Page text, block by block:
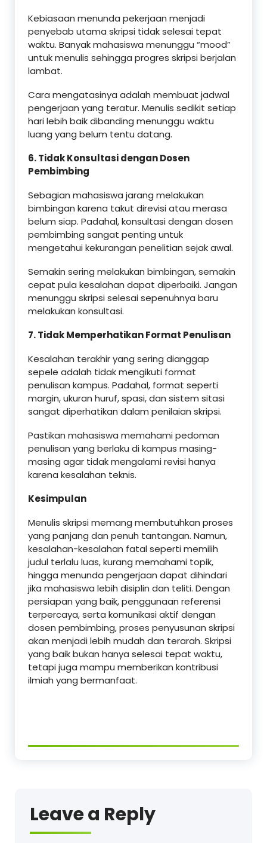
Kebiasaan menunda pekerjaan menjadi
penyebab utama skripsi tidak selesai tepat
waktu. Banyak mahasiswa menunggu “mood”
untuk menulis sehingga progres skripsi berjalan
lambat.
Cara mengatasinya adalah membuat jadwal
pengerjaan yang teratur. Menulis sedikit setiap
hari lebih baik dibanding menunggu waktu
luang yang belum tentu datang.
6. Tidak Konsultasi dengan Dosen
Pembimbing
Sebagian mahasiswa jarang melakukan
bimbingan karena takut direvisi atau merasa
belum siap. Padahal, konsultasi dengan dosen
pembimbing sangat penting untuk
mengetahui kekurangan penelitian sejak awal.
Semakin sering melakukan bimbingan, semakin
cepat pula kesalahan dapat diperbaiki. Jangan
menunggu skripsi selesai sepenuhnya baru
melakukan konsultasi.
7. Tidak Memperhatikan Format Penulisan
Kesalahan terakhir yang sering dianggap
sepele adalah tidak mengikuti format
penulisan kampus. Padahal, format seperti
margin, ukuran huruf, spasi, dan sistem sitasi
sangat diperhatikan dalam penilaian skripsi.
Pastikan mahasiswa memahami pedoman
penulisan yang berlaku di kampus masing-
masing agar tidak mengalami revisi hanya
karena kesalahan teknis.
Kesimpulan
Menulis skripsi memang membutuhkan proses
yang panjang dan penuh tantangan. Namun,
kesalahan-kesalahan fatal seperti memilih
judul terlalu luas, kurang memahami topik,
hingga menunda pengerjaan dapat dihindari
jika mahasiswa lebih disiplin dan teliti. Dengan
persiapan yang baik, penggunaan referensi
terpercaya, serta komunikasi aktif dengan
dosen pembimbing, proses penyusunan skripsi
akan menjadi lebih mudah dan terarah. Skripsi
yang baik bukan hanya selesai tepat waktu,
tetapi juga mampu memberikan kontribusi
ilmiah yang bermanfaat.
Leave a Reply